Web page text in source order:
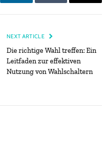
LinkedInTumblr Email
NEXT ARTICLE
Die richtige Wahl treffen: Ein
Leitfaden zur effektiven
Nutzung von Wahlschaltern